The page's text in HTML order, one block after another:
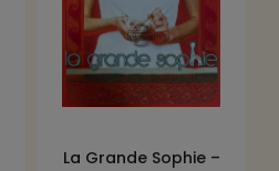
La Grande Sophie –